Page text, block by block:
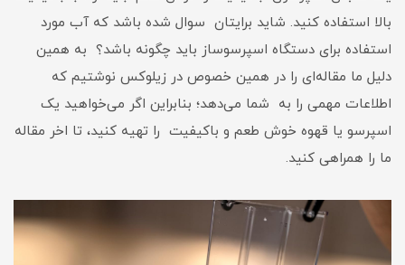
بالا استفاده کنید. شاید برایتان سوال شده باشد که آب مورد
استفاده برای دستگاه اسپرسوساز باید چگونه باشد؟ به همین
دلیل ما مقاله‌ای را در همین خصوص در زیلوکس نوشتیم که
اطلاعات مهمی را به شما می‌دهد؛ بنابراین اگر می‌خواهید یک
اسپرسو یا قهوه خوش طعم و باکیفیت را تهیه کنید، تا اخر مقاله
ما را همراهی کنید.